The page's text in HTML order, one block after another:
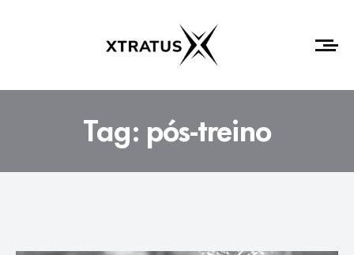
Tag: pós-treino